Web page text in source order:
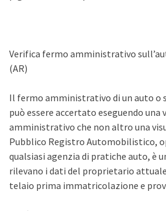
Verifica fermo amministrativo
(AR)
Il fermo amministrativo di un auto o
può essere accertato eseguendo una
amministrativo che non altro una
Pubblico Registro Automobilistico,
qualsiasi agenzia di pratiche auto, è
rilevano i dati del proprietario
telaio prima immatricolazione e